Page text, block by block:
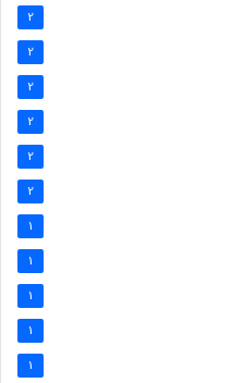
2
2
2
2
2
2
1
1
1
1
1